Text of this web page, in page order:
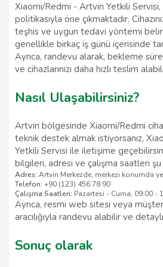
Xiaomi/Redmi - Artvin Yetkili Servisi,
politikasıyla öne çıkmaktadır.
teşhis ve uygun tedavi yöntemi
genellikle birkaç iş günü içerisinde
Ayrıca, randevu alarak, bekleme
ve cihazlarınızı daha hızlı teslim
Nasıl Ulaşabilirsiniz?
Artvin bölgesinde Xiaomi/Redmi
teknik destek almak istiyorsanız,
Yetkili Servisi ile iletişime
bilgileri, adresi ve çalışma saatleri
Adres: Artvin Merkezde, merkezi konumda
Telefon: +90 (123) 456 78 90
Çalışma Saatleri: Pazartesi - Cuma, 09:00 -
Ayrıca, resmi web sitesi veya
aracılığıyla randevu alabilir ve
Sonuç olarak